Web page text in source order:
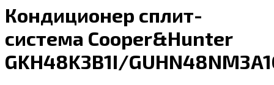
Кондиционер сплит-
система Cooper&Hunter
GKH48K3B1I/